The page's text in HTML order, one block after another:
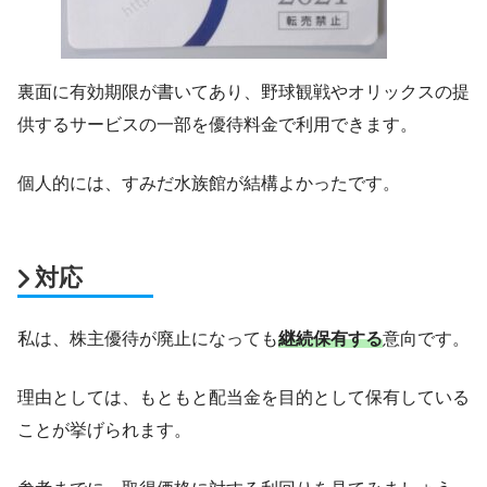
裏面に有効期限が書いてあり、野球観戦やオリックスの提
供するサービスの一部を優待料金で利用できます。
個人的には、すみだ水族館が結構よかったです。
対応
私は、株主優待が廃止になっても継続保有する意向です。
理由としては、もともと配当金を目的として保有している
ことが挙げられます。